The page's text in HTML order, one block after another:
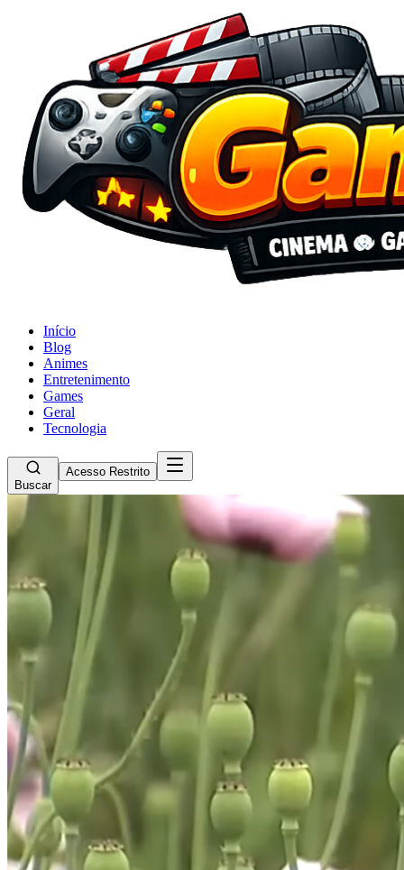
Início
Blog
Animes
Entretenimento
Games
Geral
Tecnologia
Buscar
Acesso Restrito